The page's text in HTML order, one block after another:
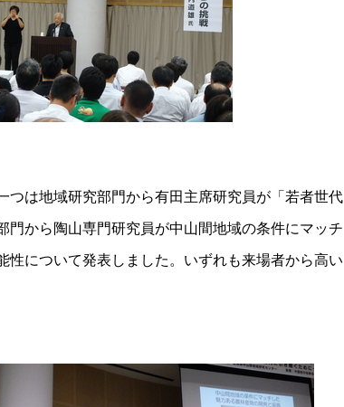
は地域研究部門から有田主席研究員が「若者世代
から陶山専門研究員が中山間地域の条件にマッチ
について発表しました。いずれも来場者から高い